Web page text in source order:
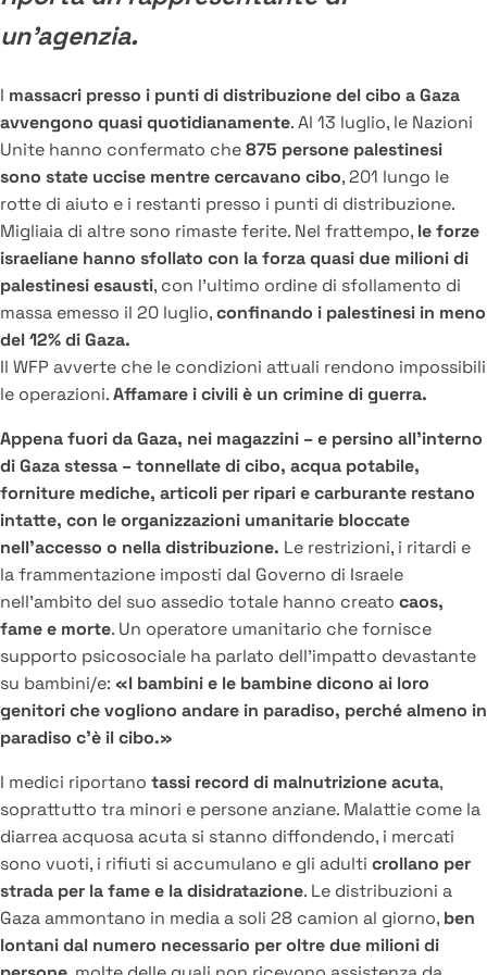
un’agenzia.
I massacri presso i punti di distribuzione del cibo a Gaza
avvengono quasi quotidianamente. Al 13 luglio, le Nazioni
Unite hanno confermato che875 persone palestinesi
sono state uccise mentre cercavano cibo, 201 lungo le
rotte di aiuto e i restanti presso i punti di distribuzione.
Migliaia di altre sono rimaste ferite. Nel frattempo, le forze
israeliane hanno sfollato con la forza quasi due milioni di
palestinesi esausti, con l’ultimo ordine di sfollamento di
massa emesso il 20 luglio,confinando i palestinesi in meno
del 12% di Gaza.
Il WFP avverte che le condizioni attuali rendono impossibili
le operazioni.Affamare i civili è un crimine di guerra.
Appena fuori da Gaza, nei magazzini – e persino all’interno
di Gaza stessa – tonnellate di cibo, acqua potabile,
forniture mediche, articoli per ripari e carburante restano
intatte, con le organizzazioni umanitarie bloccate
nell’accesso o nella distribuzione. Le restrizioni, i ritardi e
la frammentazione imposti dal Governo di Israele
nell’ambito del suo assedio totale hanno creato caos,
fame e morte. Un operatore umanitario che fornisce
supporto psicosociale ha parlato dell’impatto devastante
su bambini/e: «I bambini e le bambine dicono ai loro
genitori che vogliono andare in paradiso, perché almeno in
paradiso c’è il cibo.»
I medici riportano tassi record di malnutrizione acuta,
soprattutto tra minori e persone anziane. Malattie come la
diarrea acquosa acuta si stanno diffondendo, i mercati
sono vuoti, i rifiuti si accumulano e gli adulti crollano per
strada per la fame e la disidratazione. Le distribuzioni a
Gaza ammontano in media a soli 28 camion al giorno, ben
lontani dal numero necessario per oltre due milioni di